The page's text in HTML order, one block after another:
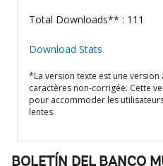
Total Downloads** : 111
Download Stats
*La version texte est une
caractères non-corrigée. Cette
pour accommoder les
lentes.
BOLETÍN DEL BANCO